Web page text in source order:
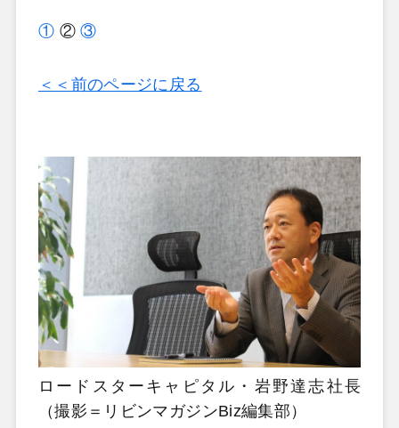
① ②③
＜＜前のページに戻る
ロードスターキャピタル・岩野達志社長
（撮影＝リビンマガジンBiz編集部）